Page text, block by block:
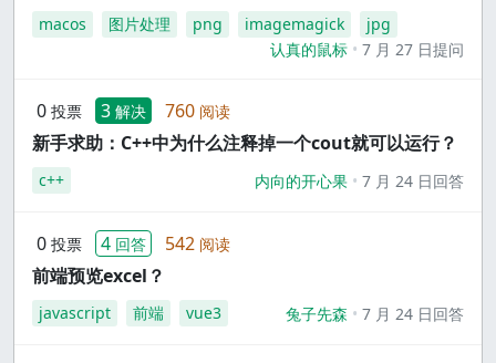
macos 图片处理 png imagemagick
jpg
认真的鼠标
7 月 27 日提问
0 投票 3 解决 760 阅读
新手求助：C++中为什么注释掉一个cout就可以运行？
c++ 内向的开心果 7 月 24 日回答
0 投票 4 回答 542 阅读
前端预览excel？
javascript 前端 vue3 兔子先森 7 月 24 日回答